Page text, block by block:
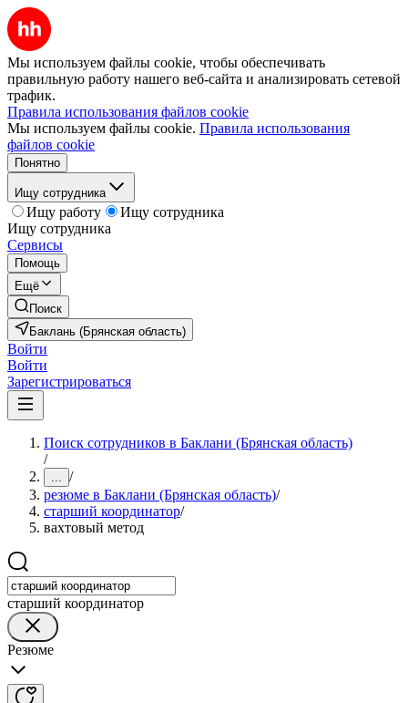
Мы используем файлы cookie, чтобы обеспечивать
правильную работу нашего веб-сайта и анализировать сетевой
трафик.
Правила использования файлов cookie
Мы используем файлы cookie. Правила использования
файлов cookie
Понятно
Ищу сотрудника
Ищу работу
Ищу сотрудника
Ищу сотрудника
Сервисы
Помощь
Ещё
Поиск
Баклань (Брянская область)
Войти
Войти
Зарегистрироваться
Поиск сотрудников в Баклани (Брянская область)
/
... /
резюме в Баклани (Брянская область)/
старший координатор/
вахтовый метод
старший координатор
Резюме